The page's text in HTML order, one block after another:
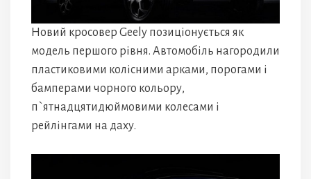
Новий кросовер Geely позиціонується як
модель першого рівня. Автомобіль нагородили
пластиковими колісними арками, порогами і
бамперами чорного кольору,
п`ятнадцятидюймовими колесами і
рейлінгами на даху.